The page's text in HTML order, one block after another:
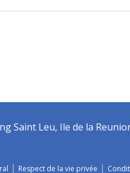
Saint Leu, Ile de la
| Respect de la vie privée |